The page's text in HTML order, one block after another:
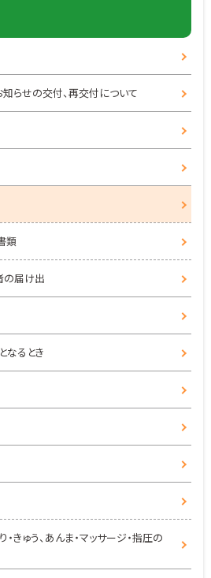
らせの交付、再交付について
類
の届け出
なるとき
きゅう、あんま・マッサージ・指圧の